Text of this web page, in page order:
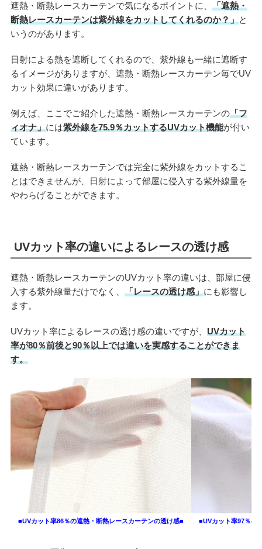
遮熱・断熱レースカーテンで気になるポイントに、 「遮熱・
断熱レースカーテンは紫外線をカットしてくれるのか？」と
いうのがあります。
日射による熱を遮断してくれるので、紫外線も一緒に遮断す
るイメージがありますが、遮熱・断熱レースカーテン毎でUV
カット効果に違いがあります。
例えば、ここでご紹介した遮熱・断熱レースカーテンの「フ
ィオナ」には紫外線を75.9％カットするUVカット機能が付い
ています。
遮熱・断熱レースカーテンでは完全に紫外線をカットするこ
とはできませんが、日射によって部屋に侵入する紫外線量を
やわらげることができます。
UVカット率の違いによるレースの透け感
遮熱・断熱レースカーテンのUVカット率の違いは、部屋に侵
入する紫外線量だけでなく、 「レースの透け感」にも影響し
ます。
UVカット率によるレースの透け感の違いですが、 UVカット
率が80％前後と90％以上では違いを実感することができま
す。
■UVカット率86％の遮熱・断熱レースカーテンの透け感■ ■UVカット率97％の